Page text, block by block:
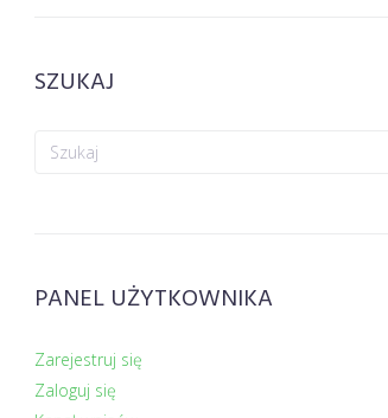
SZUKAJ
PANEL UŻYTKOWNIKA
Zarejestruj się
Zaloguj się